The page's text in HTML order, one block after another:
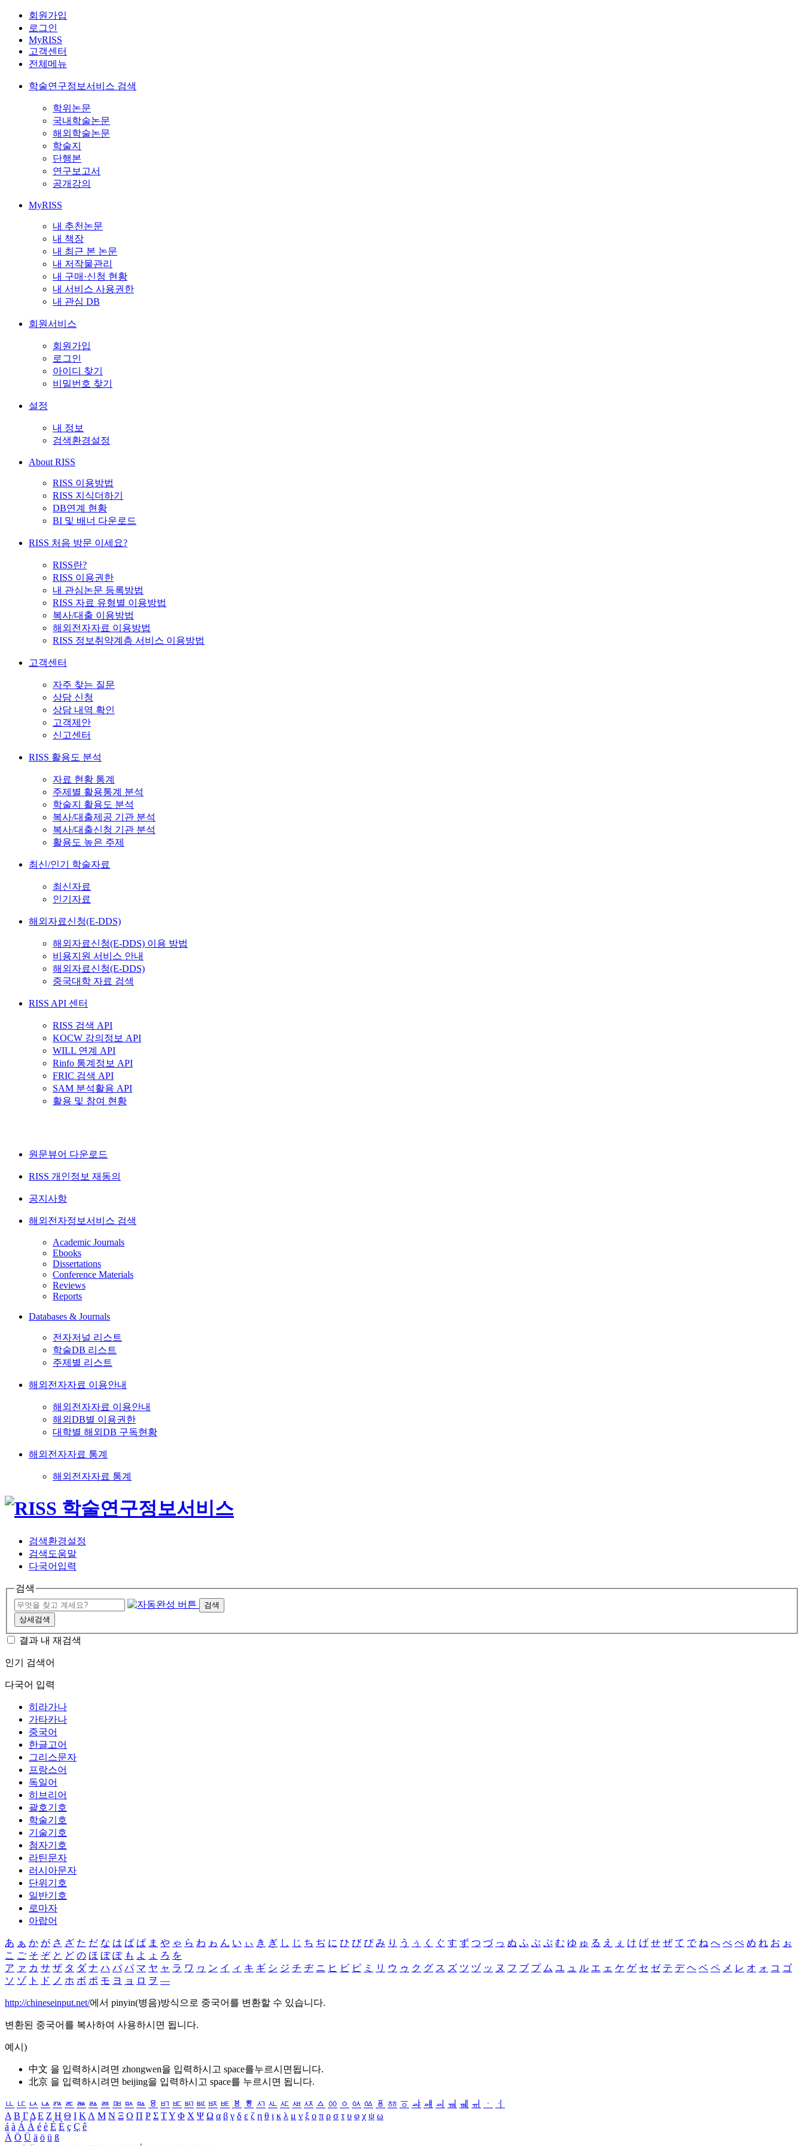
회원가입
로그인
MyRISS
고객센터
전체메뉴
학술연구정보서비스 검색
학위논문
국내학술논문
해외학술논문
학술지
단행본
연구보고서
공개강의
MyRISS
내 추천논문
내 책장
내 최근 본 논문
내 저작물관리
내 구매·신청 현황
내 서비스 사용권한
내 관심 DB
회원서비스
회원가입
로그인
아이디 찾기
비밀번호 찾기
설정
내 정보
검색환경설정
About RISS
RISS 이용방법
RISS 지식더하기
DB연계 현황
BI 및 배너 다운로드
RISS 처음 방문 이세요?
RISS란?
RISS 이용권한
내 관심논문 등록방법
RISS 자료 유형별 이용방법
복사/대출 이용방법
해외전자자료 이용방법
RISS 정보취약계층 서비스 이용방법
고객센터
자주 찾는 질문
상담 신청
상담 내역 확인
고객제안
신고센터
RISS 활용도 분석
자료 현황 통계
주제별 활용통계 분석
학술지 활용도 분석
복사/대출제공 기관 분석
복사/대출신청 기관 분석
활용도 높은 주제
최신/인기 학술자료
최신자료
인기자료
해외자료신청(E-DDS)
해외자료신청(E-DDS) 이용 방법
비용지원 서비스 안내
해외자료신청(E-DDS)
중국대학 자료 검색
RISS API 센터
RISS 검색 API
KOCW 강의정보 API
WILL 연계 API
Rinfo 통계정보 API
FRIC 검색 API
SAM 분석활용 API
활용 및 참여 현황
원문뷰어 다운로드
RISS 개인정보 재동의
공지사항
해외전자정보서비스 검색
Academic Journals
Ebooks
Dissertations
Conference Materials
Reviews
Reports
Databases & Journals
전자저널 리스트
학술DB 리스트
주제별 리스트
해외전자자료 이용안내
해외전자자료 이용안내
해외DB별 이용권한
대학별 해외DB 구독현황
해외전자자료 통계
해외전자자료 통계
검색환경설정
검색도움말
다국어입력
검색
검색
상세검색
결과 내 재검색
인기 검색어
다국어 입력
히라가나
가타카나
중국어
한글고어
그리스문자
프랑스어
독일어
히브리어
괄호기호
학술기호
기술기호
첨자기호
라틴문자
러시아문자
단위기호
일반기호
로마자
아랍어
あ ぁ か が さ ざ た だ な は ば ぱ ま や ゃ ら わ ゎ ん い ぃ き ぎ し じ ち ぢ に ひ び ぴ み り う ぅ く ぐ す ず つ づ っ ぬ ふ ぶ ぷ む ゆ ゅ る え ぇ け げ せ ぜ て で ね へ べ ぺ め れ お ぉ
こ ご そ ぞ と ど の ほ ぼ ぽ も よ ょ ろ を
ア ァ カ サ ザ タ ダ ナ ハ バ パ マ ヤ ャ ラ ワ ヮ ン イ ィ キ ギ シ ジ チ ヂ ニ ヒ ビ ピ ミ リ ウ ゥ ク グ ス ズ ツ ヅ ッ ヌ フ ブ プ ム ユ ュ ル エ ェ ケ ゲ セ ゼ テ デ ヘ ベ ペ メ レ オ ォ コ ゴ
ソ ゾ ト ド ノ ホ ボ ポ モ ヨ ョ ロ ヲ ―
http://chineseinput.net/에서 pinyin(병음)방식으로 중국어를 변환할 수 있습니다.
변환된 중국어를 복사하여 사용하시면 됩니다.
예시)
中文 을 입력하시려면 zhongwen을 입력하시고 space를누르시면됩니다.
北京 을 입력하시려면 beijing을 입력하시고 space를 누르시면 됩니다.
ㅥ ㅦ ㅧ ㅨ ㅩ ㅪ ㅫ ㅬ ㅭ ㅮ ㅯ ㅰ ㅱ ㅲ ㅳ ㅴ ㅵ ㅶ ㅷ ㅸ ㅹ ㅺ ㅻ ㅼ ㅽ ㅾ ㅿ ㆀ ㆁ ㆂ ㆃ ㆄ ㆅ ㆆ ㆇ ㆈ ㆉ ㆊ ㆋ ㆌ ㆍ
ㆎ
Α Β ΓΔ Ε Ζ Η Θ Ι ΚΛ Μ Ν Ξ Ο Π Ρ Σ ΤΥ Φ Χ Ψ Ω α β γ δ ε ζ η θ ι κ λ μ ν ξ ο π ρ σ τ υ φ χ ψ ω
á à Á À é è É È ç Ç ê
Ä Ö Ü ä ö ü ß